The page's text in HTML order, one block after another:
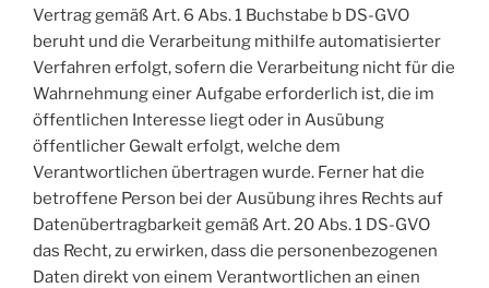
Vertrag gemäß Art. 6 Abs. 1 Buchstabe b DS-GVO
beruht und die Verarbeitung mithilfe automatisierter
Verfahren erfolgt, sofern die Verarbeitung nicht für die
Wahrnehmung einer Aufgabe erforderlich ist, die im
öffentlichen Interesse liegt oder in Ausübung
öffentlicher Gewalt erfolgt, welche dem
Verantwortlichen übertragen wurde. Ferner hat die
betroffene Person bei der Ausübung ihres Rechts auf
Datenübertragbarkeit gemäß Art. 20 Abs. 1 DS-GVO
das Recht, zu erwirken, dass die personenbezogenen
Daten direkt von einem Verantwortlichen an einen